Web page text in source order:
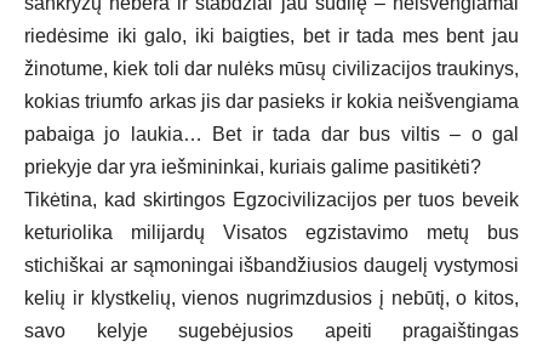
riedėsime iki galo, iki baigties, bet ir tada mes bent jau
žinotume, kiek toli dar nulėks mūsų civilizacijos traukinys,
kokias triumfo arkas jis dar pasieks ir kokia neišvengiama
pabaiga jo laukia… Bet ir tada dar bus viltis – o gal
priekyje dar yra iešmininkai, kuriais galime pasitikėti?
Tikėtina, kad skirtingos Egzocivilizacijos per tuos beveik
keturiolika milijardų Visatos egzistavimo metų bus
stichiškai ar sąmoningai išbandžiusios daugelį vystymosi
kelių ir klystkelių, vienos nugrimzdusios į nebūtį, o kitos,
savo kelyje sugebėjusios apeiti pragaištingas